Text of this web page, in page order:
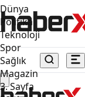
Dünya
Politika
Teknoloji
Spor
Sağlık
Magazin
3. Sayfa